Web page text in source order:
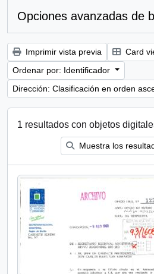
Opciones avanzadas de
Imprimir vista previa Card
Ordenar por: Identificador
Dirección: Clasificación en orden
1 resultados con objetos
Muestra los